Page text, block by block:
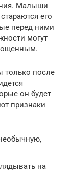
Малыши
его
перед ними
могут
только после
он будет
признаки
на